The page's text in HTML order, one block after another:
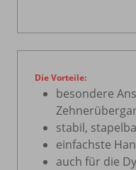
Die Vorteile:
besondere
stabil,
einfachste
auch für die